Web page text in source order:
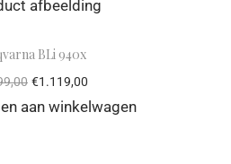
BLi 940x
€1.119,00
aan winkelwagen